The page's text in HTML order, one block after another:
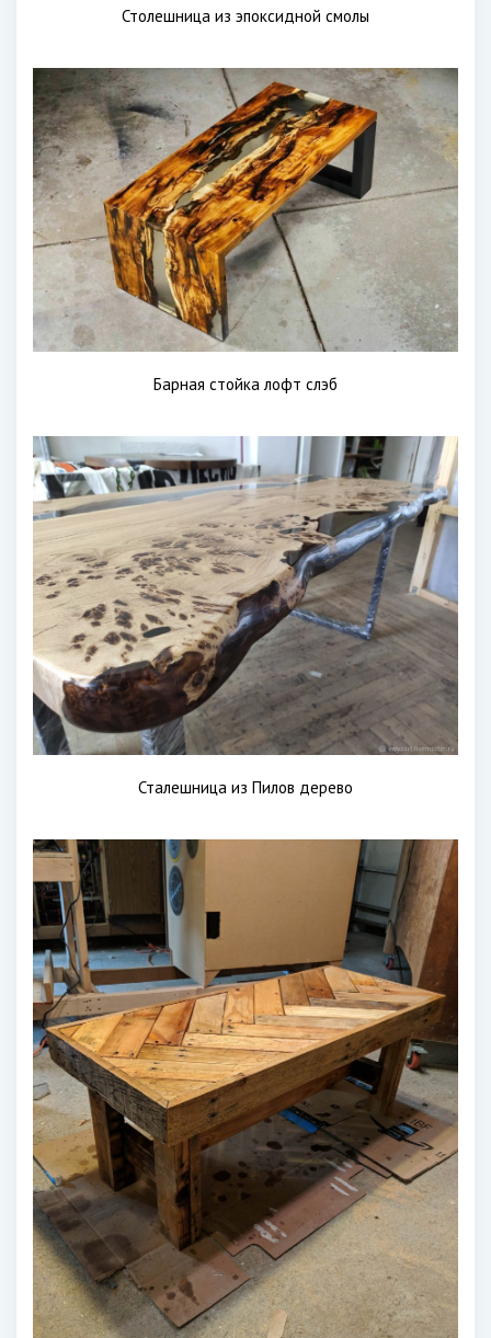
Столешница из эпоксидной смолы
Барная стойка лофт слэб
Сталешница из Пилов дерево